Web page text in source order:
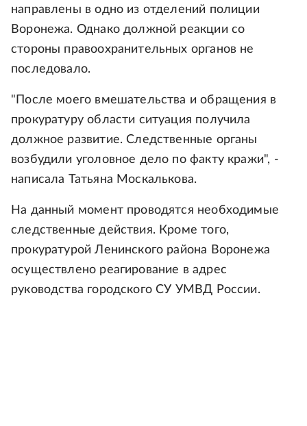
направлены в одно из отделений полиции
Воронежа. Однако должной реакции со
стороны правоохранительных органов не
последовало.
"После моего вмешательства и обращения в
прокуратуру области ситуация получила
должное развитие. Следственные органы
возбудили уголовное дело по факту кражи", -
написала Татьяна Москалькова.
На данный момент проводятся необходимые
следственные действия. Кроме того,
прокуратурой Ленинского района Воронежа
осуществлено реагирование в адрес
руководства городского СУ УМВД России.